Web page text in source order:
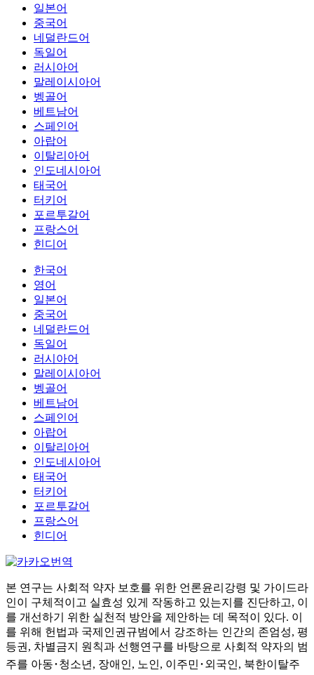
일본어
중국어
네덜란드어
독일어
러시아어
말레이시아어
벵골어
베트남어
스페인어
아랍어
이탈리아어
인도네시아어
태국어
터키어
포르투갈어
프랑스어
힌디어
한국어
영어
일본어
중국어
네덜란드어
독일어
러시아어
말레이시아어
벵골어
베트남어
스페인어
아랍어
이탈리아어
인도네시아어
태국어
터키어
포르투갈어
프랑스어
힌디어
본 연구는 사회적 약자 보호를 위한 언론윤리강령 및 가이드라
인이 구체적이고 실효성 있게 작동하고 있는지를 진단하고, 이
를 개선하기 위한 실천적 방안을 제안하는 데 목적이 있다. 이
를 위해 헌법과 국제인권규범에서 강조하는 인간의 존엄성, 평
등권, 차별금지 원칙과 선행연구를 바탕으로 사회적 약자의 범
주를 아동･청소년, 장애인, 노인, 이주민･외국인, 북한이탈주